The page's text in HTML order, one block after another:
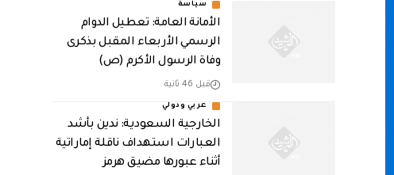
سياسة
الأمانة العامة: تعطيل الدوام
الرسمي الأربعاء المقبل بذكرى
وفاة الرسول الأكرم (ص)
قبل 46 ثانية
عربي ودولي
‏الخارجية السعودية: ندين بأشد
العبارات استهداف ناقلة إماراتية
أثناء عبورها مضيق هرمز